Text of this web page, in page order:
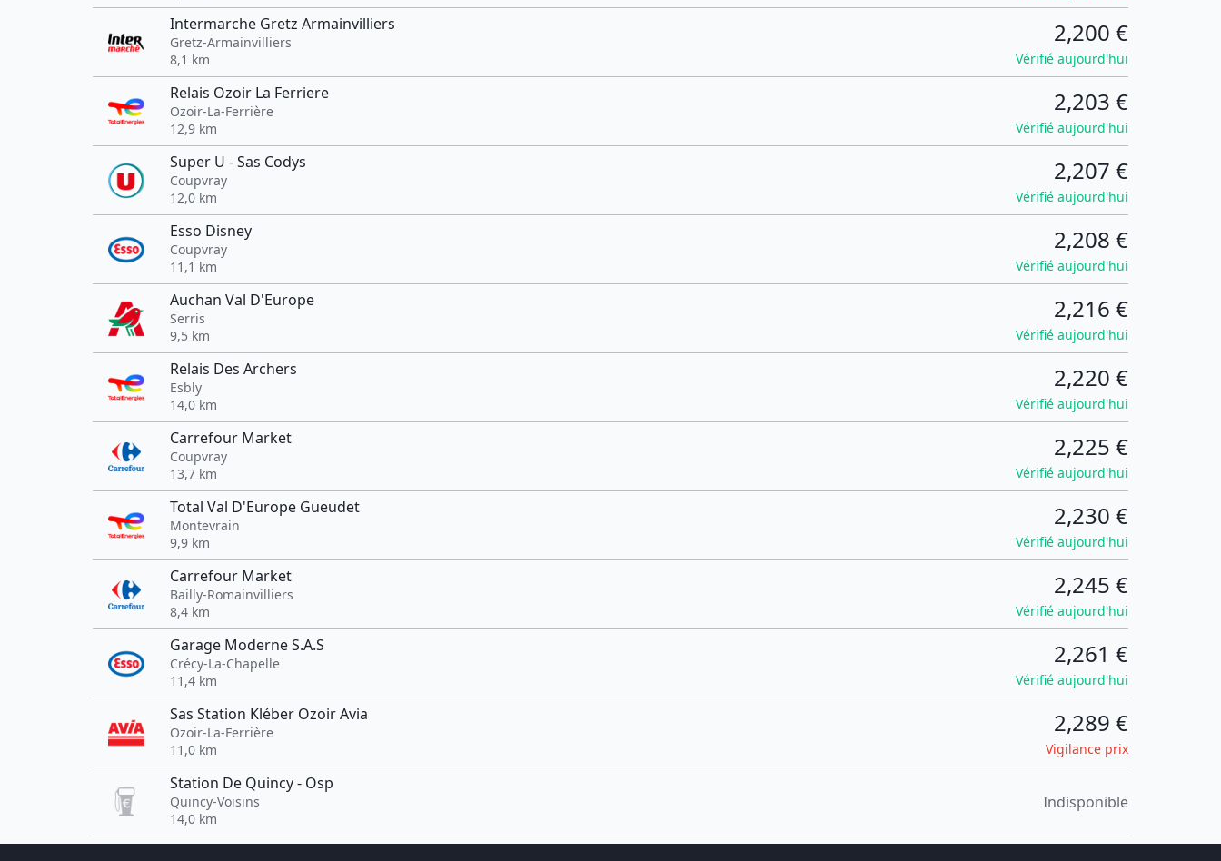
Intermarche Gretz Armainvilliers
Gretz-Armainvilliers
8,1 km
2,200 €
Vérifié aujourd'hui
Relais Ozoir La Ferriere
Ozoir-La-Ferrière
12,9 km
2,203 €
Vérifié aujourd'hui
Super U - Sas Codys
Coupvray
12,0 km
2,207 €
Vérifié aujourd'hui
Esso Disney
Coupvray
11,1 km
2,208 €
Vérifié aujourd'hui
Auchan Val D'Europe
Serris
9,5 km
2,216 €
Vérifié aujourd'hui
Relais Des Archers
Esbly
14,0 km
2,220 €
Vérifié aujourd'hui
Carrefour Market
Coupvray
13,7 km
2,225 €
Vérifié aujourd'hui
Total Val D'Europe Gueudet
Montevrain
9,9 km
2,230 €
Vérifié aujourd'hui
Carrefour Market
Bailly-Romainvilliers
8,4 km
2,245 €
Vérifié aujourd'hui
Garage Moderne S.A.S
Crécy-La-Chapelle
11,4 km
2,261 €
Vérifié aujourd'hui
Sas Station Kléber Ozoir Avia
Ozoir-La-Ferrière
11,0 km
2,289 €
Vigilance prix
Station De Quincy - Osp
Quincy-Voisins
14,0 km
Indisponible